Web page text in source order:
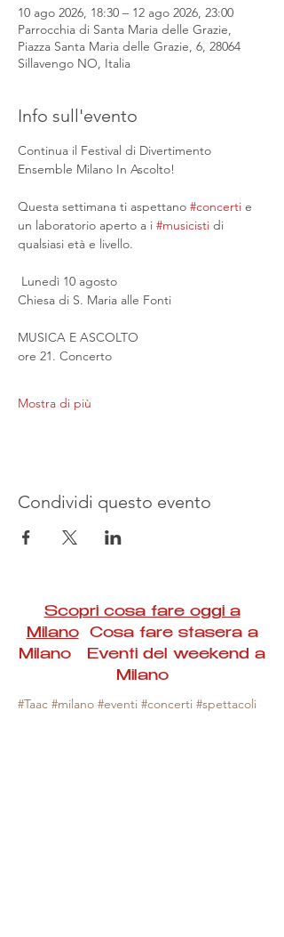
10 ago 2026, 18:30 – 12 ago 2026, 23:00
Parrocchia di Santa Maria delle Grazie,
Piazza Santa Maria delle Grazie, 6, 28064
Sillavengo NO, Italia
Info sull'evento
Continua il Festival di Divertimento
Ensemble Milano In Ascolto!
Questa settimana ti aspettano #concerti e
un laboratorio aperto a i #musicisti di
qualsiasi età e livello.
Lunedì 10 agosto
Chiesa di S. Maria alle Fonti
MUSICA E ASCOLTO
ore 21. Concerto
Mostra di più
Condividi questo evento
Scopri cosa fare oggi a
MilanoCosa fare stasera a
Milano Eventi del weekend a
Milano
#Taac #milano #eventi #concerti #spettacoli